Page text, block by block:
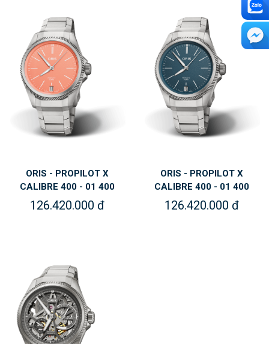
ORIS - PROPILOT X
CALIBRE 400 - 01 400
7778 7158-07 7 20 01TLC
126.420.000 đ
ORIS - PROPILOT X
CALIBRE 400 - 01 400
7778 7155-07 7 20 01TLC
126.420.000 đ